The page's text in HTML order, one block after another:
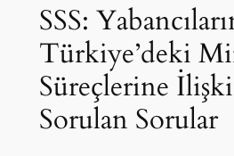
SSS:
Türkiye’deki
Süreçlerine
Sorulan Sorular